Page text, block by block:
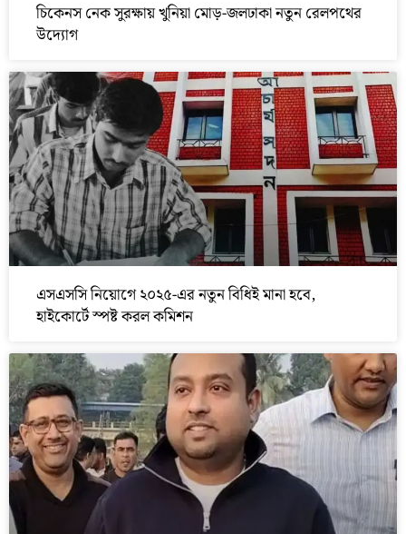
চিকেনস নেক সুরক্ষায় খুনিয়া মোড়-জলঢাকা নতুন রেলপথের
উদ্যোগ
এসএসসি নিয়োগে ২০২৫-এর নতুন বিধিই মানা হবে,
হাইকোর্টে স্পষ্ট করল কমিশন